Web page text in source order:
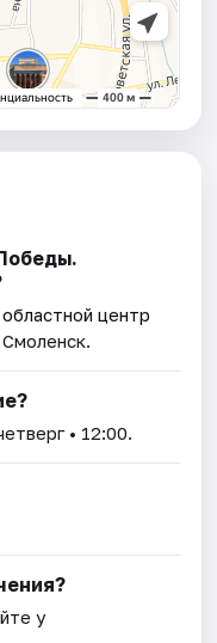
центр
• 12:00.
у